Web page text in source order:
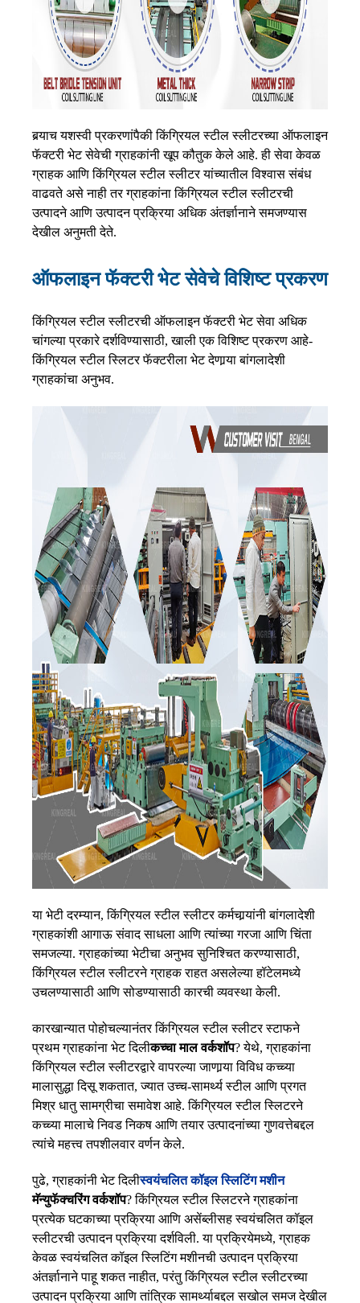
बर्‍याच यशस्वी प्रकरणांपैकी किंग्रियल स्टील स्लीटरच्या ऑफलाइन
फॅक्टरी भेट सेवेची ग्राहकांनी खूप कौतुक केले आहे. ही सेवा केवळ
ग्राहक आणि किंग्रियल स्टील स्लीटर यांच्यातील विश्वास संबंध
वाढवते असे नाही तर ग्राहकांना किंग्रियल स्टील स्लीटरची
उत्पादने आणि उत्पादन प्रक्रिया अधिक अंतर्ज्ञानाने समजण्यास
देखील अनुमती देते.
ऑफलाइन फॅक्टरी भेट सेवेचे विशिष्ट प्रकरण
किंग्रियल स्टील स्लीटरची ऑफलाइन फॅक्टरी भेट सेवा अधिक
चांगल्या प्रकारे दर्शविण्यासाठी, खाली एक विशिष्ट प्रकरण आहे-
किंग्रियल स्टील स्लिटर फॅक्टरीला भेट देणार्‍या बांगलादेशी
ग्राहकांचा अनुभव.
या भेटी दरम्यान, किंग्रियल स्टील स्लीटर कर्मचार्‍यांनी बांगलादेशी
ग्राहकांशी आगाऊ संवाद साधला आणि त्यांच्या गरजा आणि चिंता
समजल्या. ग्राहकांच्या भेटीचा अनुभव सुनिश्चित करण्यासाठी,
किंग्रियल स्टील स्लीटरने ग्राहक राहत असलेल्या हॉटेलमध्ये
उचलण्यासाठी आणि सोडण्यासाठी कारची व्यवस्था केली.
कारखान्यात पोहोचल्यानंतर किंग्रियल स्टील स्लीटर स्टाफने
प्रथम ग्राहकांना भेट दिलीकच्चा माल वर्कशॉप? येथे, ग्राहकांना
किंग्रियल स्टील स्लीटरद्वारे वापरल्या जाणार्‍या विविध कच्च्या
मालासुद्धा दिसू शकतात, ज्यात उच्च-सामर्थ्य स्टील आणि प्रगत
मिश्र धातु सामग्रीचा समावेश आहे. किंग्रियल स्टील स्लिटरने
कच्च्या मालाचे निवड निकष आणि तयार उत्पादनांच्या गुणवत्तेबद्दल
त्यांचे महत्त्व तपशीलवार वर्णन केले.
पुढे, ग्राहकांनी भेट दिलीस्वयंचलित कॉइल स्लिटिंग मशीन
मॅन्युफॅक्चरिंग वर्कशॉप? किंग्रियल स्टील स्लिटरने ग्राहकांना
प्रत्येक घटकाच्या प्रक्रिया आणि असेंब्लीसह स्वयंचलित कॉइल
स्लीटरची उत्पादन प्रक्रिया दर्शविली. या प्रक्रियेमध्ये, ग्राहक
केवळ स्वयंचलित कॉइल स्लिटिंग मशीनची उत्पादन प्रक्रिया
अंतर्ज्ञानाने पाहू शकत नाहीत, परंतु किंग्रियल स्टील स्लीटरच्या
उत्पादन प्रक्रिया आणि तांत्रिक सामर्थ्याबद्दल सखोल समज देखील